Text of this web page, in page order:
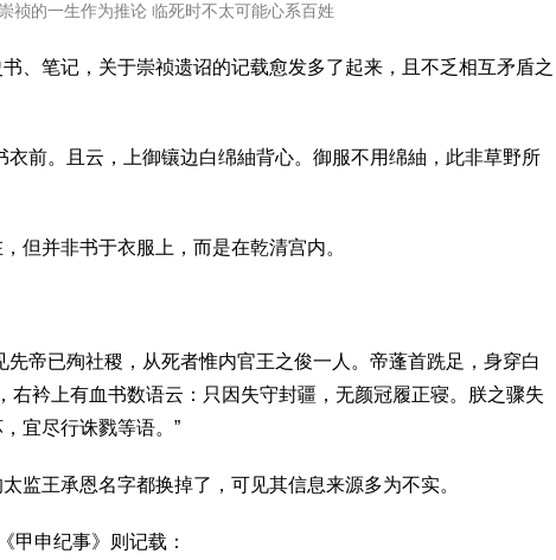
祯的一生作为推论 临死时不太可能心系百姓
、笔记，关于崇祯遗诏的记载愈发多了起来，且不乏相互矛盾之
衣前。且云，上御镶边白绵紬背心。御服不用绵紬，此非草野所
但并非书于衣服上，而是在乾清宫内。
先帝已殉社稷，从死者惟内官王之俊一人。帝蓬首跣足，身穿白
右衿上有血书数语云：只因失守封疆，无颜冠履正寝。朕之骤失
宜尽行诛戮等语。”
监王承恩名字都换掉了，可见其信息来源多为不实。
甲申纪事》则记载：